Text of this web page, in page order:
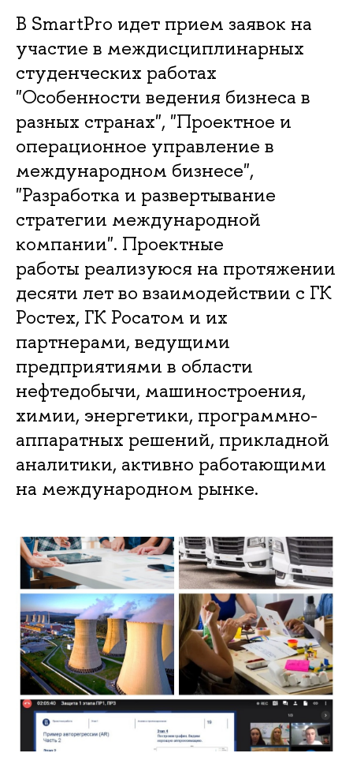
В SmartPro идет прием заявок на
участие в междисциплинарных
студенческих работах
"Особенности ведения бизнеса в
разных странах", "Проектное и
операционное управление в
международном бизнесе",
"Разработка и развертывание
стратегии международной
компании". Проектные
работы реализуюся на протяжении
десяти лет во взаимодействии с ГК
Ростех, ГК Росатом и их
партнерами, ведущими
предприятиями в области
нефтедобычи, машиностроения,
химии, энергетики, программно-
аппаратных решений, прикладной
аналитики, активно работающими
на международном рынке.